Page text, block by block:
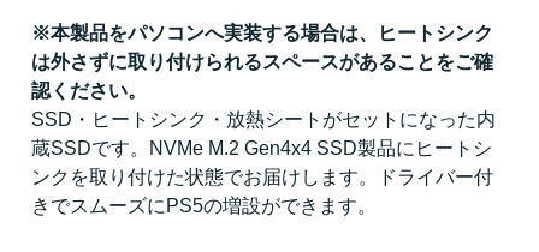
※本製品をパソコンへ実装する場合は、ヒートシンク
は外さずに取り付けられるスペースがあることをご確
認ください。
SSD・ヒートシンク・放熱シートがセットになった内
蔵SSDです。NVMe M.2 Gen4x4 SSD製品にヒートシ
ンクを取り付けた状態でお届けします。ドライバー付
きでスムーズにPS5の増設ができます。